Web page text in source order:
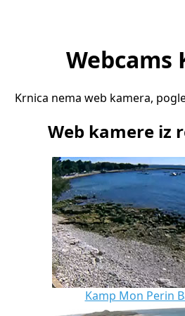
Webcams
Krnica nema web kamera,
Web kamere iz
Kamp Mon Perin